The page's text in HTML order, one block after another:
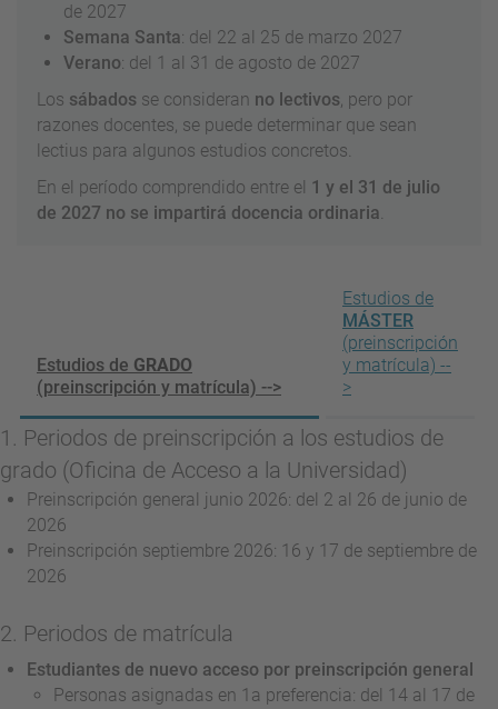
de 2027
Semana Santa: del 22 al 25 de marzo 2027
Verano: del 1 al 31 de agosto de 2027
Los sábados se consideran no lectivos, pero por
razones docentes, se puede determinar que sean
lectius para algunos estudios concretos.
En el período comprendido entre el 1 y el 31 de julio
de 2027 no se impartirá docencia ordinaria.
Estudios de GRADO
(preinscripción y matrícula) -->
Estudios de
MÁSTER
(preinscripción
y matrícula) --
>
1. Periodos de preinscripción a los estudios de
grado (Oficina de Acceso a la Universidad)
Preinscripción general junio 2026: del 2 al 26 de junio de
2026
Preinscripción septiembre 2026: 16 y 17 de septiembre de
2026
2. Periodos de matrícula
Estudiantes de nuevo acceso por preinscripción general
Personas asignadas en 1a preferencia: del 14 al 17 de